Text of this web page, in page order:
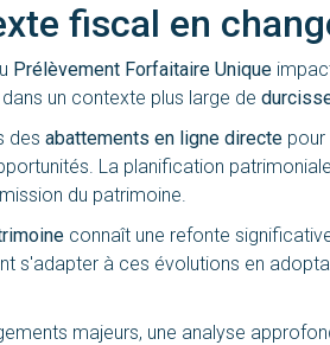
fiscal en
Prélèvement Forfaitaire Unique
un contexte plus large de
des abattements en ligne directe
La planification
du patrimoine.
connaît une refonte
s'adapter à ces évolutions en
majeurs, une analyse